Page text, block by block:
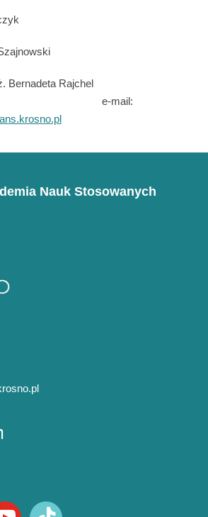
dr inż. Bernadeta Rajchel
Nauk Stosowanych
tiktok